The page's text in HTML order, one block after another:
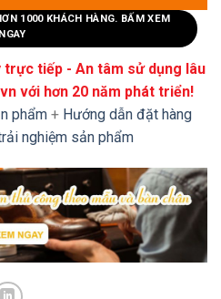
1000 KHÁCH HÀNG. BẤM XEM
NGAY
tiếp - An tâm sử dụng lâu
với hơn 20 năm phát triển!
phẩm + Hướng dẫn đặt hàng
nghiệm sản phẩm